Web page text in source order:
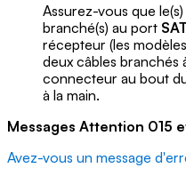
Assurez-vous que
branché(s) au port
récepteur (les
deux câbles branchés
connecteur au bout
à la main.
Messages Attention 015
Avez-vous un message